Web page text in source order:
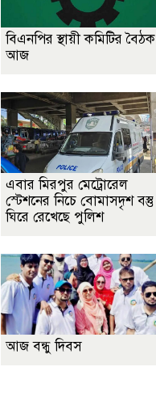
বিএনপির স্থায়ী কমিটির বৈঠক
আজ
এবার মিরপুর মেট্রোরেল
স্টেশনের নিচে বোমাসদৃশ বস্তু
ঘিরে রেখেছে পুলিশ
আজ বন্ধু দিবস